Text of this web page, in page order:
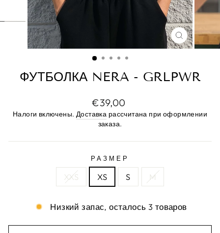
(ESC)
ФУТБОЛКА NERA - GRLPWR
Цена
по
прейскуранту
€39,00
Налоги включены. Доставка рассчитана при оформлении
заказа.
РАЗМЕР
XXS XS S M
Низкий запас, осталось 3 товаров